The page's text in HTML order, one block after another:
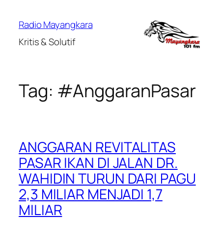
Radio Mayangkara
Kritis & Solutif
Tag: #AnggaranPasar
ANGGARAN REVITALITAS
PASAR IKAN DI JALAN DR.
WAHIDIN TURUN DARI PAGU
2,3 MILIAR MENJADI 1,7
MILIAR